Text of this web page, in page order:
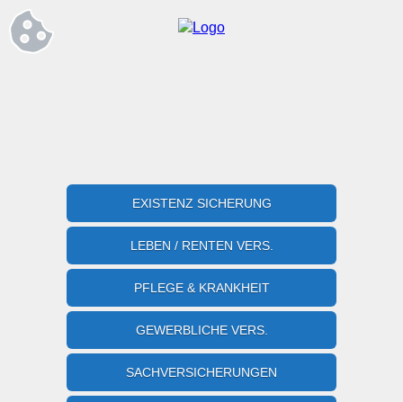
EXISTENZ SICHERUNG
LEBEN / RENTEN VERS.
PFLEGE & KRANKHEIT
GEWERBLICHE VERS.
SACHVERSICHERUNGEN